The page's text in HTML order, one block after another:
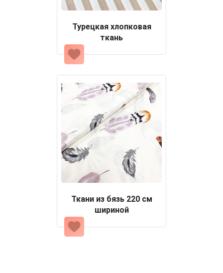
Турецкая хлопковая
ткань
Ткани из бязь 220 см
шириной